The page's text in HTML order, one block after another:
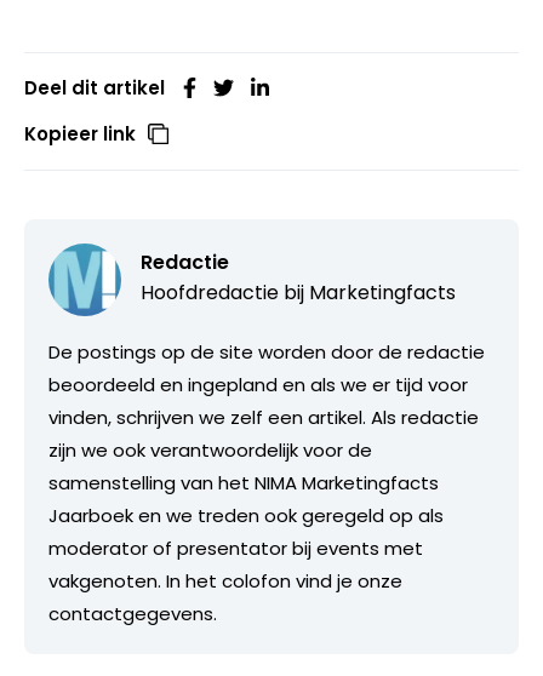
Deel dit artikel
Kopieer link
Redactie
Hoofdredactie bij Marketingfacts
De postings op de site worden door de redactie
beoordeeld en ingepland en als we er tijd voor
vinden, schrijven we zelf een artikel. Als redactie
zijn we ook verantwoordelijk voor de
samenstelling van het NIMA Marketingfacts
Jaarboek en we treden ook geregeld op als
moderator of presentator bij events met
vakgenoten. In het colofon vind je onze
contactgegevens.